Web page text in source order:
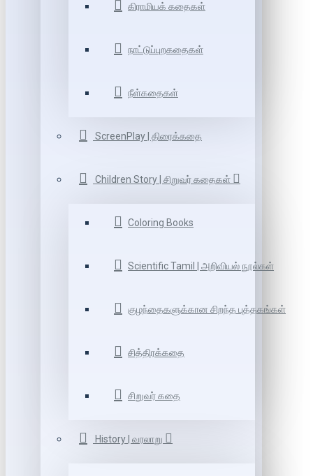
கிராமியக் கதைகள்
நாட்டுப்புறகதைகள்
நீள்கதைகள்
ScreenPlay | திரைக்கதை
Children Story | சிறுவர் கதைகள்
Coloring Books
Scientific Tamil | அறிவியல் நூல்கள்
குழந்தைகளுக்கான சிறந்த புத்தகங்கள்
சித்திரக்கதை
சிறுவர் கதை
History | வரலாறு